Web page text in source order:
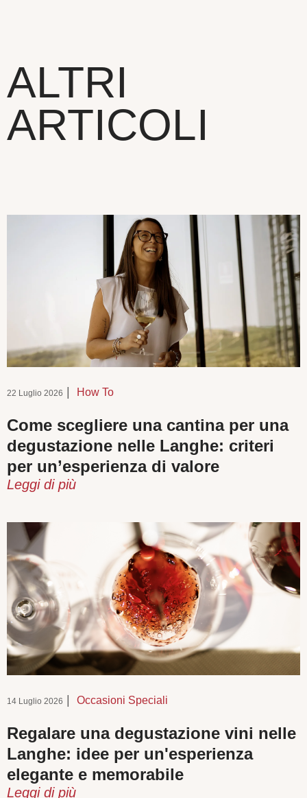
ALTRI
ARTICOLI
22 Luglio 2026 How To
Come scegliere una cantina per una
degustazione nelle Langhe: criteri
per un’esperienza di valore
Leggi di più
14 Luglio 2026 | Occasioni Speciali
Regalare una degustazione vini nelle
Langhe: idee per un'esperienza
elegante e memorabile
Leggi di più